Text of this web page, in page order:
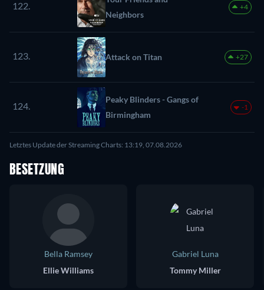
122.
Neighbors
+4
123. Attack on Titan +27
124.
Peaky Blinders - Gangs of
Birmingham
-1
Letztes Update der Streaming Charts: 13:19, 07.08.2026
BESETZUNG
Bella Ramsey
Ellie Williams
Gabriel Luna
Tommy Miller